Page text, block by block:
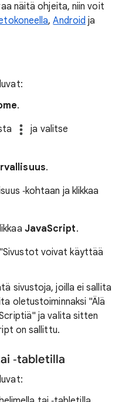
näitä ohjeita, niin voit
,Android ja
.
ja valitse
.
‑kohtaan ja klikkaa
JavaScript.
voivat käyttää
sivustoja, joilla ei sallita
oletustoiminnaksi "Älä
ja valita sitten
on sallittu.
‑tabletilla